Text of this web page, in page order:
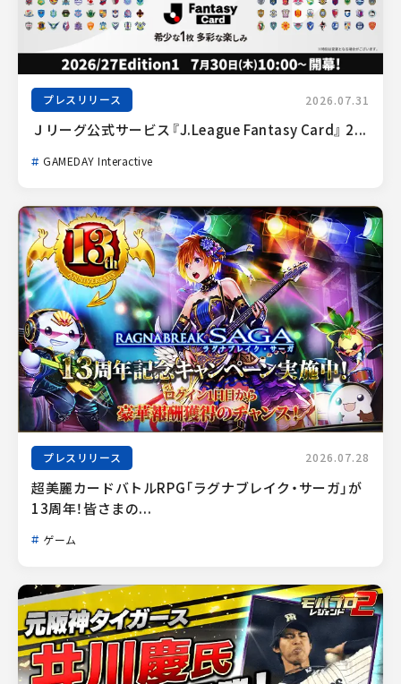
プレスリリース 2026.07.31
Ｊリーグ公式サービス『J.League Fantasy Card』 2...
GAMEDAY Interactive
プレスリリース 2026.07.28
超美麗カードバトルRPG「ラグナブレイク・サーガ」が
13周年！皆さまの...
ゲーム